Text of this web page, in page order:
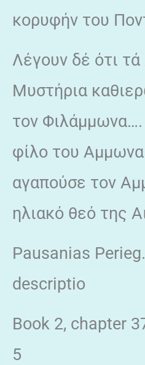
κορυφήν του
Λέγουν δέ ότι
Μυστήρια
τον
φίλο του
αγαπούσε τον
ηλιακό θεό της
Pausanias
descriptio
Book 2, chapter
5